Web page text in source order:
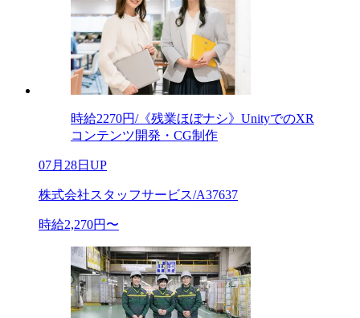
時給2270円/《残業ほぼナシ》UnityでのXR
コンテンツ開発・CG制作
07月28日UP
株式会社スタッフサービス/A37637
時給2,270円〜